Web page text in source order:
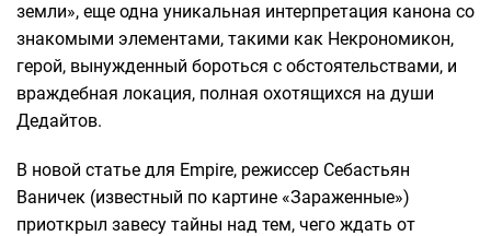
земли», еще одна уникальная интерпретация канона со
знакомыми элементами, такими как Некрономикон,
герой, вынужденный бороться с обстоятельствами, и
враждебная локация, полная охотящихся на души
Дедайтов.
В новой статье для Empire, режиссер Себастьян
Ваничек (известный по картине «Зараженные»)
приоткрыл завесу тайны над тем, чего ждать от